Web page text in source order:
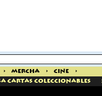
> Mercha > Cine
>
Cartas Coleccionables